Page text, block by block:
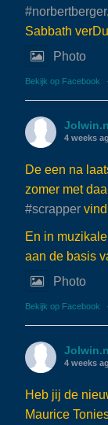
#norbertberger
Sabbath
Photo
Bekijk op Facebook ·
4 weeks
De een na
zomer met
#scrapper
En in
aan de basis
Photo
Bekijk op Facebook ·
4 weeks
Heb jij de
Maurice